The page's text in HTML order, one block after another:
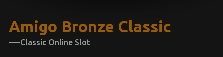
Amigo Bronze Classic
Classic Online Slot